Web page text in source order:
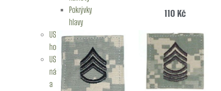
Pokrývky
hlavy
US
hodnosti
US
nášivky
a
110 Kč